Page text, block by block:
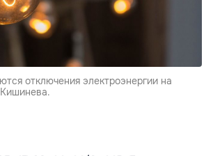
отключения электроэнергии на